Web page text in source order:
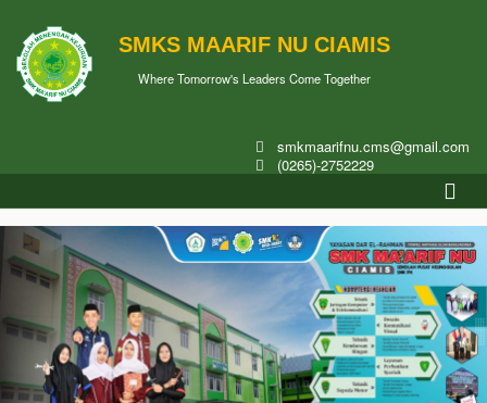
SMKS MAARIF NU CIAMIS
Where Tomorrow's Leaders Come Together
smkmaarifnu.cms@gmail.com
(0265)-2752229